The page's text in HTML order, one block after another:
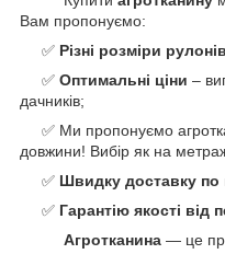
Вам пропонуємо:
✅ Різні розміри рулонів
✅ Оптимальні ціни –
дачників;
✅ Ми пропонуємо
довжини! Вибір як на
✅ Швидку доставку по
✅ Гарантію якості від
Агротканина — це